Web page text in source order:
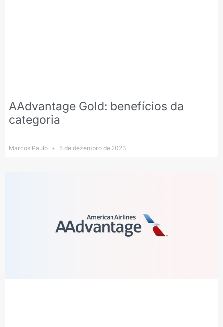
AAdvantage Gold: benefícios da
categoria
Marcos Paulo 5 de dezembro de 2023